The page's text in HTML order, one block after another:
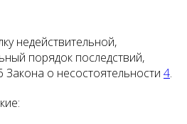
недействительной,
порядок последствий,
Закона о несостоятельности 4.